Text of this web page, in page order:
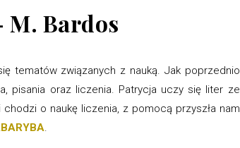
M. Bardos
tematów związanych z nauką. Jak poprzednio
pisania oraz liczenia. Patrycja uczy się liter ze
o naukę liczenia, z pomocą przyszła nam
.